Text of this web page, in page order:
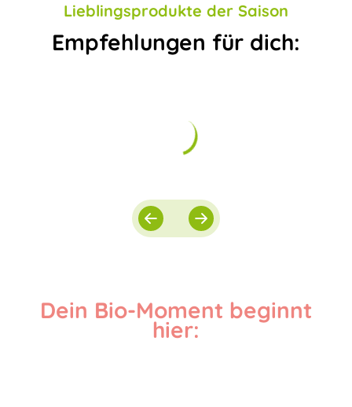
Lieblingsprodukte der Saison
Empfehlungen für dich:
Dein Bio-Moment beginnt
hier: